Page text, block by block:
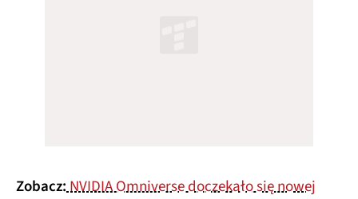
Zobacz:NVIDIA Omniverse doczekało się nowej